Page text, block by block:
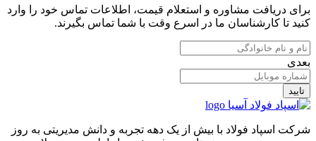
برای دریافت مشاوره و استعلام قیمت، اطلاعات تماس خود را وارد
کنید تا کارشناسان ما در اسرع وقت با شما تماس بگیرند.
بعدی
تایید
شرکت اسپاد فولاد با بیش از یک دهه تجربه و دانش مدیریتی به روز